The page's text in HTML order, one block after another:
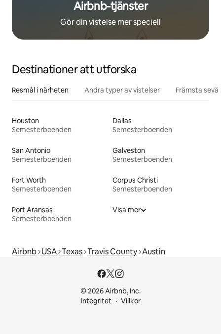
Airbnb-tjänster
Gör din vistelse mer speciell
Destinationer att utforska
Resmål i närheten Andra typer av vistelser Främsta
Houston
Semesterboenden
Dallas
Semesterboenden
San Antonio
Semesterboenden
Galveston
Semesterboenden
Fort Worth
Semesterboenden
Corpus Christi
Semesterboenden
Port Aransas
Semesterboenden
Visa mer
Airbnb USA Texas Travis County Austin
© 2026 Airbnb, Inc.
Integritet
Villkor